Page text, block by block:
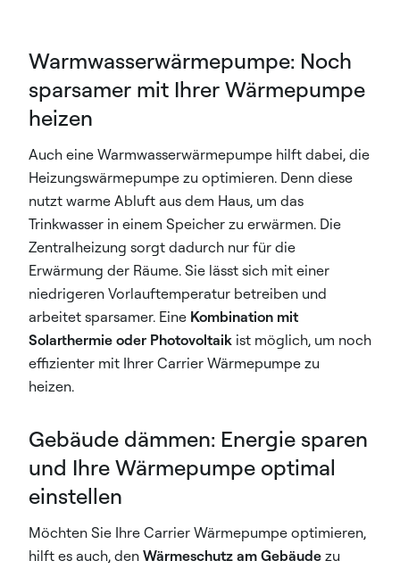
Warmwasserwärmepumpe: Noch
sparsamer mit Ihrer Wärmepumpe
heizen
Auch eine Warmwasserwärmepumpe hilft dabei, die
Heizungswärmepumpe zu optimieren. Denn diese
nutzt warme Abluft aus dem Haus, um das
Trinkwasser in einem Speicher zu erwärmen. Die
Zentralheizung sorgt dadurch nur für die
Erwärmung der Räume. Sie lässt sich mit einer
niedrigeren Vorlauftemperatur betreiben und
arbeitet sparsamer. Eine Kombination mit
Solarthermie oder Photovoltaik ist möglich, um noch
effizienter mit Ihrer Carrier Wärmepumpe zu
heizen.
Gebäude dämmen: Energie sparen
und Ihre Wärmepumpe optimal
einstellen
Möchten Sie Ihre Carrier Wärmepumpe optimieren,
hilft es auch, den Wärmeschutz am Gebäude zu